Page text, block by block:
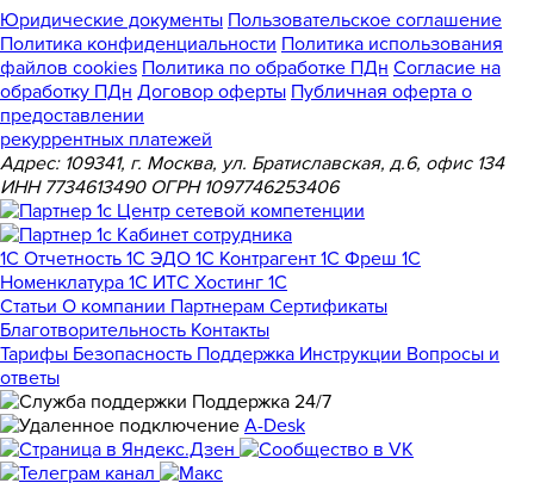
Юридические документы Пользовательское соглашение
Политика конфиденциальности Политика использования
файлов cookies Политика по обработке ПДн Cогласие на
обработку ПДн Договор оферты Публичная оферта о
предоставлении
рекуррентных платежей
Адрес: 109341, г. Москва, ул. Братиславская, д.6, офис 134
ИНН 7734613490 ОГРН 1097746253406
1С Отчетность 1С ЭДО 1С Контрагент 1С Фреш 1С
Номенклатура 1С ИТС Хостинг 1С
Статьи О компании Партнерам Сертификаты
Благотворительность Контакты
Тарифы Безопасность Поддержка Инструкции Вопросы и
ответы
Поддержка 24/7
A-Desk